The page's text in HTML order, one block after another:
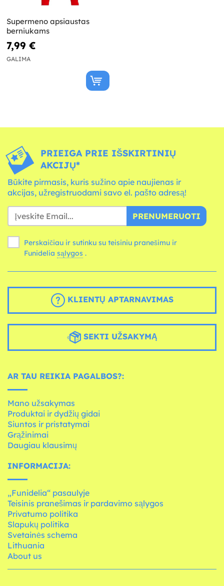
Supermeno apsiaustas
berniukams
7,99 €
GALIMA
PRIEIGA PRIE IŠSKIRTINIŲ
AKCIJŲ*
Būkite pirmasis, kuris sužino apie naujienas ir
akcijas, užregistruodami savo el. pašto adresą!
PRENUMERUOTI
Perskaičiau ir sutinku su teisiniu pranešimu ir
Funidelia sąlygos .
KLIENTŲ APTARNAVIMAS
SEKTI UŽSAKYMĄ
AR TAU REIKIA PAGALBOS?:
Mano užsakymas
Produktai ir dydžių gidai
Siuntos ir pristatymai
Grąžinimai
Daugiau klausimų
INFORMACIJA:
„Funidelia“ pasaulyje
Teisinis pranešimas ir pardavimo sąlygos
Privatumo politika
Slapukų politika
Svetainės schema
Lithuania
About us